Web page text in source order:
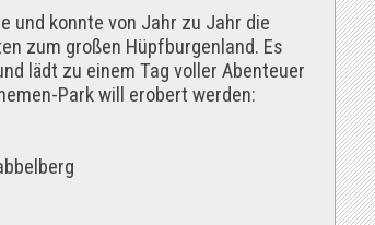
und konnte von Jahr zu Jahr die
zum großen Hüpfburgenland. Es
lädt zu einem Tag voller Abenteuer
Park will erobert werden: